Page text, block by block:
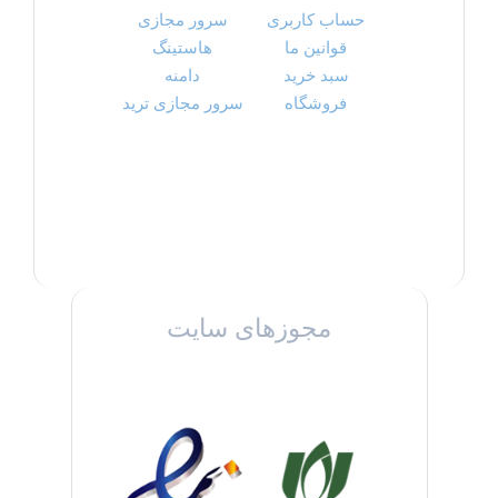
حساب کاربری
قوانین ما
سبد خرید
فروشگاه
سرور مجازی
هاستینگ
دامنه
سرور مجازی ترید
مجوزهای سایت